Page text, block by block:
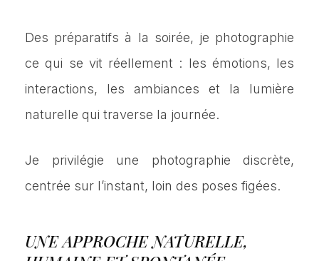
Des préparatifs à la soirée, je photographie
ce qui se vit réellement : les émotions, les
interactions, les ambiances et la lumière
naturelle qui traverse la journée.
Je privilégie une photographie discrète,
centrée sur l’instant, loin des poses figées.
UNE APPROCHE NATURELLE,